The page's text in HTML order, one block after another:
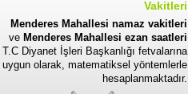
Vakitleri
Menderes Mahallesi namaz vakitleri
ve Menderes Mahallesi ezan saatleri
T.C Diyanet İşleri Başkanlığı fetvalarına
uygun olarak, matematiksel yöntemlerle
hesaplanmaktadır.